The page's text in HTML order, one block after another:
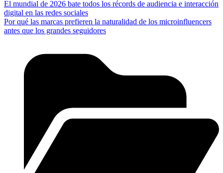
El mundial de 2026 bate todos los récords de audiencia e interacción
digital en las redes sociales
Por qué las marcas prefieren la naturalidad de los microinfluencers
antes que los grandes seguidores